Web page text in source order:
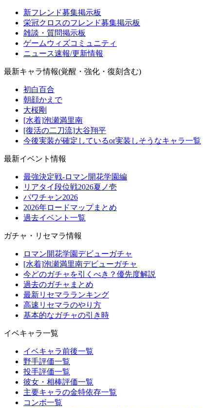
新フレンド募集掲示板
栄冠クロスのフレンド募集掲示板
雑談・質問掲示板
ゲームウィズコミュニティ
ニュース速報/更新情報
最新キャラ情報(覚醒・強化・復刻含む)
初白百合
朝顔かえで
大桜剛
[水着]泡瀬満里南
[復活の二刀流]大谷翔平
今後実装が確定しているor実装しそうなキャラ一覧
最新イベント情報
最強決定戦-ロマン開花学園編
リアタイ段位戦2026夏ノ壱
パワチャン2026
2026年ロードマップまとめ
過去イベント一覧
ガチャ・リセマラ情報
ロマン開花学園デビューガチャ
[水着]泡瀬満里南デビューガチャ
今どのガチャを引くべき？優先度解説
過去のガチャまとめ
最新リセマラランキング
高速リセマラのやり方
基本的なガチャの引き時
イベキャラ一覧
イベキャラ前後一覧
野手評価一覧
投手評価一覧
彼女・相棒評価一覧
主要キャラの金特依存一覧
コンボ一覧